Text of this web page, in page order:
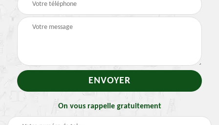
On vous rappelle gratuitement